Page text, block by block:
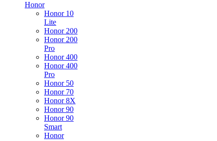
Honor
Honor 10
Lite
Honor 200
Honor 200
Pro
Honor 400
Honor 400
Pro
Honor 50
Honor 70
Honor 8X
Honor 90
Honor 90
Smart
Honor